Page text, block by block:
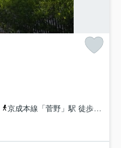
京成本線「菅野」駅 徒歩22分